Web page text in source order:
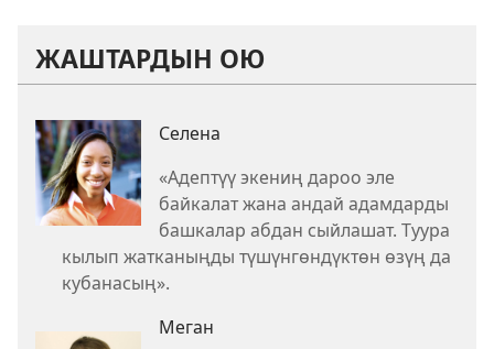
ЖАШТАРДЫН ОЮ
Селена
«Адептүү экениң дароо эле
байкалат жана андай адамдарды
башкалар абдан сыйлашат. Туура
кылып жатканыңды түшүнгөндүктөн өзүң да
кубанасың».
Меган